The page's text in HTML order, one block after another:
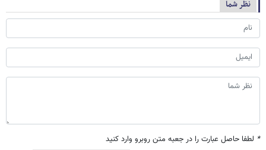
نظر شما
* لطفا حاصل عبارت را در جعبه متن روبرو وارد کنید